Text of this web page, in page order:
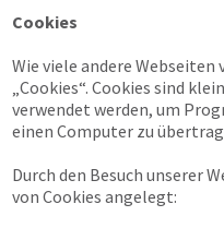
Cookies
Wie viele andere Webseiten
„Cookies“. Cookies sind
verwendet werden, um
einen Computer zu
Durch den Besuch unserer
von Cookies angelegt: